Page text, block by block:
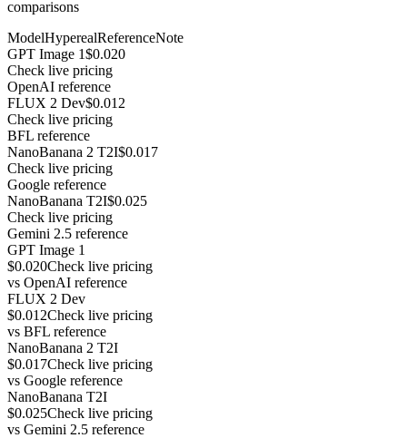
comparisons
ModelHyperealReferenceNote
GPT Image 1$0.020
Check live pricing
OpenAI reference
FLUX 2 Dev$0.012
Check live pricing
BFL reference
NanoBanana 2 T2I$0.017
Check live pricing
Google reference
NanoBanana T2I$0.025
Check live pricing
Gemini 2.5 reference
GPT Image 1
$0.020Check live pricing
vs OpenAI reference
FLUX 2 Dev
$0.012Check live pricing
vs BFL reference
NanoBanana 2 T2I
$0.017Check live pricing
vs Google reference
NanoBanana T2I
$0.025Check live pricing
vs Gemini 2.5 reference